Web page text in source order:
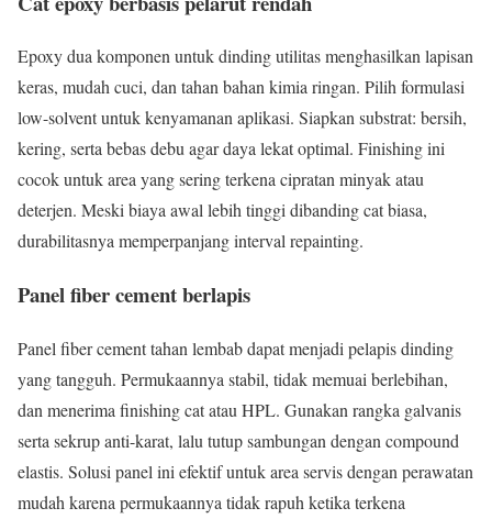
Epoxy dua komponen untuk dinding utilitas menghasilkan lapisan
keras, mudah cuci, dan tahan bahan kimia ringan. Pilih formulasi
low-solvent untuk kenyamanan aplikasi. Siapkan substrat: bersih,
kering, serta bebas debu agar daya lekat optimal. Finishing ini
cocok untuk area yang sering terkena cipratan minyak atau
deterjen. Meski biaya awal lebih tinggi dibanding cat biasa,
durabilitasnya memperpanjang interval repainting.
Panel fiber cement berlapis
Panel fiber cement tahan lembab dapat menjadi pelapis dinding
yang tangguh. Permukaannya stabil, tidak memuai berlebihan,
dan menerima finishing cat atau HPL. Gunakan rangka galvanis
serta sekrup anti-karat, lalu tutup sambungan dengan compound
elastis. Solusi panel ini efektif untuk area servis dengan perawatan
mudah karena permukaannya tidak rapuh ketika terkena